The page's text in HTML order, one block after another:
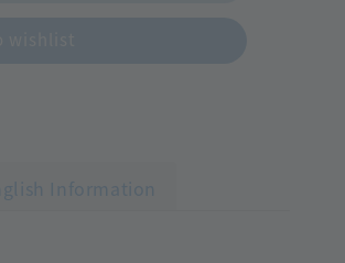
Information